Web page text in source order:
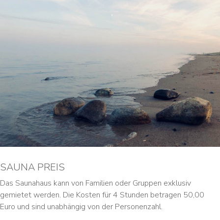
SAUNA PREIS
Das Saunahaus kann von Familien oder Gruppen exklusiv
gemietet werden. Die Kosten für 4 Stunden betragen 50,00
Euro und sind unabhängig von der Personenzahl.